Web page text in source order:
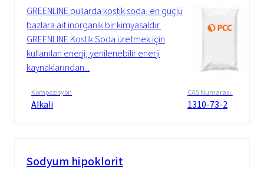
GREENLINE pullarda kostik soda, en güçlü
bazlara ait inorganik bir kimyasaldır.
GREENLINE Kostik Soda üretmek için
kullanılan enerji, yenilenebilir enerji
kaynaklarından...
Kompozisyon
Alkali
CAS Numarası.
1310-73-2
Sodyum hipoklorit